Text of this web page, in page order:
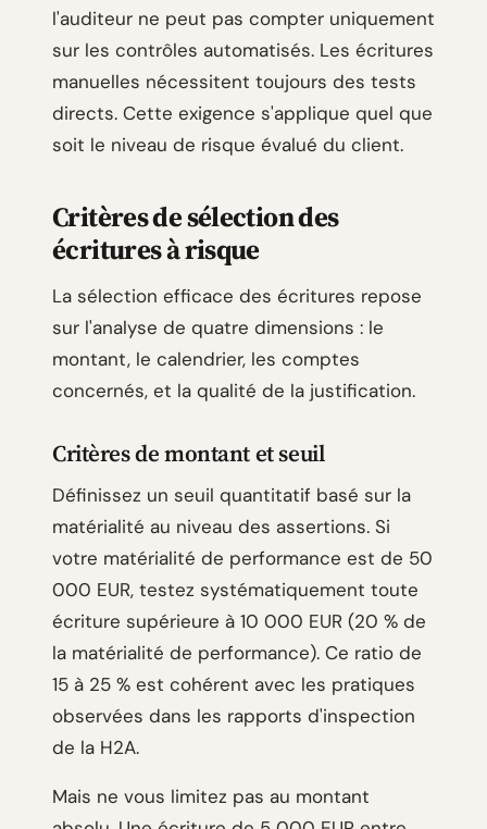
l'auditeur ne peut pas compter uniquement
sur les contrôles automatisés. Les écritures
manuelles nécessitent toujours des tests
directs. Cette exigence s'applique quel que
soit le niveau de risque évalué du client.
Critères de sélection des
écritures à risque
La sélection efficace des écritures repose
sur l'analyse de quatre dimensions : le
montant, le calendrier, les comptes
concernés, et la qualité de la justification.
Critères de montant et seuil
Définissez un seuil quantitatif basé sur la
matérialité au niveau des assertions. Si
votre matérialité de performance est de 50
000 EUR, testez systématiquement toute
écriture supérieure à 10 000 EUR (20 % de
la matérialité de performance). Ce ratio de
15 à 25 % est cohérent avec les pratiques
observées dans les rapports d'inspection
de la H2A.
Mais ne vous limitez pas au montant